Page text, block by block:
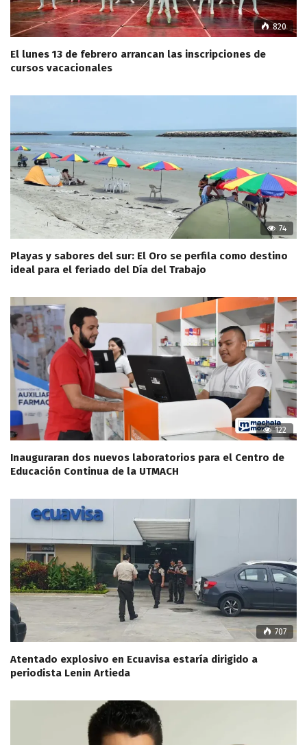
820
El lunes 13 de febrero arrancan las inscripciones de
cursos vacacionales
74
Playas y sabores del sur: El Oro se perfila como destino
ideal para el feriado del Día del Trabajo
122
Inauguraran dos nuevos laboratorios para el Centro de
Educación Continua de la UTMACH
707
Atentado explosivo en Ecuavisa estaría dirigido a
periodista Lenin Artieda